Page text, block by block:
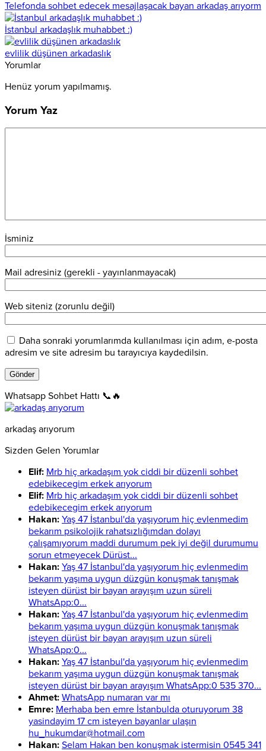
Telefonda sohbet edecek mesajlaşacak bayan arkadaş arıyorm
İstanbul arkadaşlık muhabbet :)
evlilik düşünen arkadaslık
Yorumlar
Henüz yorum yapılmamış.
Yorum Yaz
İsminiz
Mail adresiniz (gerekli - yayınlanmayacak)
Web siteniz (zorunlu değil)
Daha sonraki yorumlarımda kullanılması için adım, e-posta
adresim ve site adresim bu tarayıcıya kaydedilsin.
Whatsapp Sohbet Hattı 📞🔥
arkadaş arıyorum
Sizden Gelen Yorumlar
Elif: Mrb hiç arkadaşım yok ciddi bir düzenli sohbet
edebikecegim erkek arıyorum
Elif: Mrb hiç arkadaşım yok ciddi bir düzenli sohbet
edebikecegim erkek arıyorum
Hakan: Yaş 47 İstanbul'da yaşıyorum hiç evlenmedim
bekarım psikolojik rahatsızlığımdan dolayı
çalışamıyorum maddi durumum pek iyi değil durumumu
sorun etmeyecek Dürüst...
Hakan: Yaş 47 İstanbul'da yaşıyorum hiç evlenmedim
bekarım yaşıma uygun düzgün konuşmak tanışmak
isteyen dürüst bir bayan arayışım uzun süreli
WhatsApp:0...
Hakan: Yaş 47 İstanbul'da yaşıyorum hiç evlenmedim
bekarım yaşıma uygun düzgün konuşmak tanışmak
isteyen dürüst bir bayan arayışım uzun süreli
WhatsApp:0...
Hakan: Yaş 47 İstanbul'da yaşıyorum hiç evlenmedim
bekarım yaşıma uygun düzgün konuşmak tanışmak
isteyen dürüst bir bayan arayışım WhatsApp:0 535 370...
Ahmet: WhatsApp numaran var mı
Emre: Merhaba ben emre İstanbulda oturuyorum 38
yasindayim 17 cm isteyen bayanlar ulaşın
hu_hukumdar@hotmail.com
Hakan: Selam Hakan ben konuşmak istermisin 0545 341